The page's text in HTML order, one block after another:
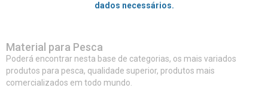
dados necessários.
Material para Pesca
Poderá encontrar nesta base de categorias, os mais variados
produtos para pesca, qualidade superior, produtos mais
comercializados em todo mundo.